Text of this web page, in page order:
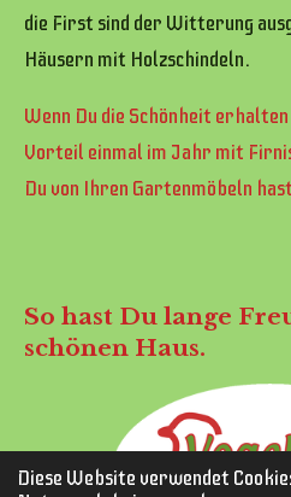
Diese Website verwendet
die First sind der Witterung
Häusern mit Holzschindeln.
Wenn Du die Schönheit
Vorteil einmal im Jahr mit
Du von Ihren Gartenmöbeln
So hast Du lange
schönen Haus.